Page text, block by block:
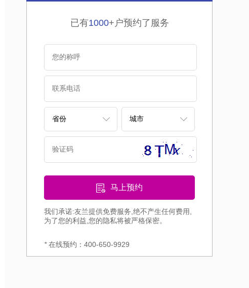
已有1000+户预约了服务
马上预约
我们承诺:友兰提供免费服务,绝不产生任何费用,
为了您的利益,您的隐私将被严格保密。
*在线预约：400-650-9929